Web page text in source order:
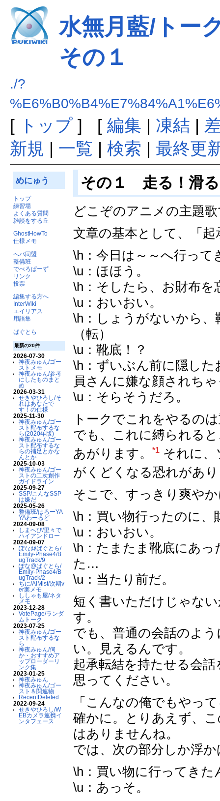
水無月藍/トー
その１
./?
[ トップ] [ 編集 | 凍結 |
新規 | 一覧 | 検索 | 最終更
めにゅう
トップ
練習場
よくある質問
雑談をする丘
GhostHowTo
仕様メモ
へパ同盟
整備班
でべろぱーず
リンク
投票
編集する方へ
InterWiki
エイリアス
用語集
ばぐとら
最新の20件
2026-07-30
神夜みゅん/ゴー
ストメモ
神夜みゅん/参考
にしたものまと
め
2026-03-31
せきやひろし/そ
れはあなたで
す！の仕様
2025-11-30
神夜みゅん/ゴー
スト配布するな
ら(2020年版)
神夜みゅん/ゴー
スト配布するな
らの補足とかな
んとか
2025-10-03
神夜みゅん/ゴー
ストの二次創作
ガイドライン
2025-09-27
SSP/こんなSSP
は嫌だ
2025-05-26
整備班/はろーYA
YAわーるど
2024-09-08
しまへび/里々で
ハイアンドロー
2024-09-07
ぽな@ばぐとら/
Emily-Phase4/B
ugTrack/9
ぽな@ばぐとら/
Emily-Phase4/B
ugTrack/2
ちに/AIMist/次期v
er案メモ
ししゃも屋/ネタ
メモ
2023-12-28
VotePage/ランダ
ムトーク
2023-07-25
神夜みゅん/ゴー
スト配布するな
ら
神夜みゅん/伺
か・おすすめア
ップローダーリ
ンク集
2023-01-25
神夜みゅん
神夜みゅん/ゴー
スト＆関連物
RecentDeleted
2022-09-24
せきやひろし/W
EBカメラ連携イ
ンタフェース
その１ 走る！滑
どこぞのアニメの主題
文章の基本として、「
\h：今日は～～へ行って
\u：ほほう。
\h：そしたら、お財布
\u：おいおい。
\h：しょうがないから
（転）
\u：靴底！？
\h：ずいぶん前に隠し
員さんに嫌な顔されち
\u：そらそうだろ。
トークでこれをやるの
でも、これに縛られる
あがります。*1 それに、
がくどくなる恐れがあ
そこで、すっきり爽や
\h：買い物行ったのに
\u：おいおい。
\h：たまたま靴底にあ
た…
\u：当たり前だ。
短く書いただけじゃな
す。
でも、普通の会話のよ
い。見えるんです。
起承転結を持たせる会
思ってください。
「こんなの俺でもやっ
確かに。とりあえず、
はありませんね。
では、次の部分しか浮
\h：買い物に行ってきた
\u：あっそ。